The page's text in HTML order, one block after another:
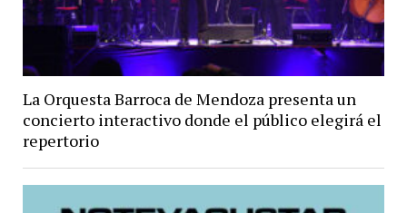
La Orquesta Barroca de Mendoza presenta un
concierto interactivo donde el público elegirá el
repertorio